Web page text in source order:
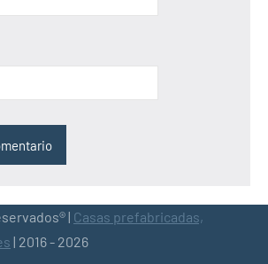
| Casas prefabricadas,
| 2016 - 2026